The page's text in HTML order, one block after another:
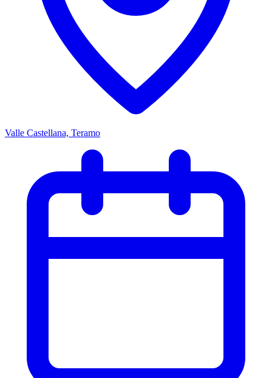
Valle Castellana, Teramo